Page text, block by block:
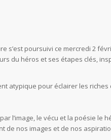
s’est poursuivi ce mercredi 2
du héros et ses étapes clés,
atypique pour éclairer les
l’image, le vécu et la poésie le
de nos images et de nos